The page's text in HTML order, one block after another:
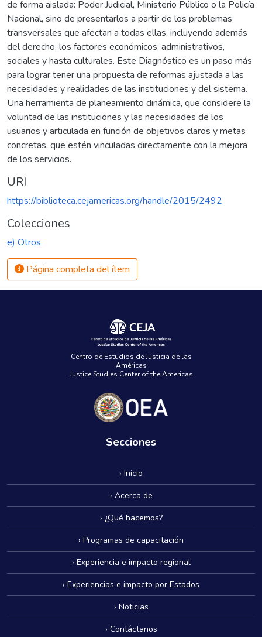
de forma aislada: Poder Judicial, Ministerio Público o la Policía
Nacional, sino de presentarlos a partir de los problemas
transversales que afectan a todas ellas, incluyendo además
del derecho, los factores económicos, administrativos,
sociales y hasta culturales. Este Diagnóstico es un paso más
para lograr tener una propuesta de reformas ajustada a las
necesidades y realidades de las instituciones y del sistema.
Una herramienta de planeamiento dinámica, que considere la
voluntad de las instituciones y las necesidades de los
usuarios y articulada en función de objetivos claros y metas
concretas, que estén vinculadas directamente con la mejora
de los servicios.
URI
https://biblioteca.cejamericas.org/handle/2015/2492
Colecciones
e) Otros
Página completa del ítem
Centro de Estudios de Justicia de las
Américas
Justice Studies Center of the Americas
Secciones
› Inicio
› Acerca de
› ¿Qué hacemos?
› Programas de capacitación
› Experiencia e impacto regional
› Experiencias e impacto por Estados
› Noticias
› Contáctanos